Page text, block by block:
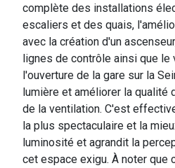
complète des installations
escaliers et des quais,
avec la création d'un
lignes de contrôle ainsi que
l'ouverture de la gare sur la
lumière et améliorer la qualité
de la ventilation. C'est
la plus spectaculaire et la
luminosité et agrandit la
cet espace exigu. À noter que